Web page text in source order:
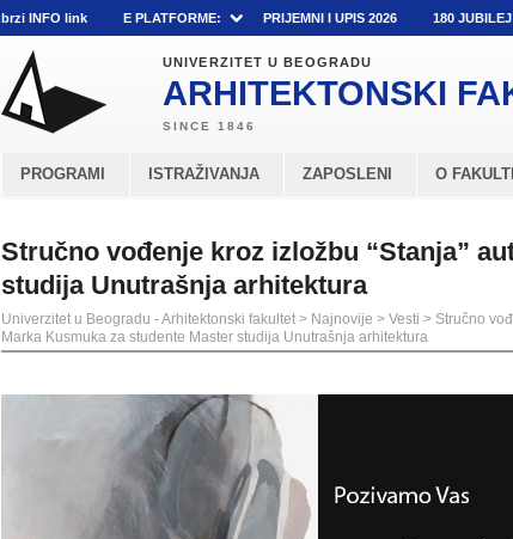
brzi INFO link E PLATFORME: PRIJEMNI I UPIS 2026 180 JUBILEJ
UNIVERZITET U BEOGRADU
ARHITEKTONSKI
PROGRAMI ISTRAŽIVANJA ZAPOSLENI O
Stručno vođenje kroz izložbu “Stanja”
studija Unutrašnja arhitektura
Univerzitet u Beogradu - Arhitektonski fakultet > Najnovije > Vesti > Stručno
Marka Kusmuka za studente Master studija Unutrašnja arhitektura